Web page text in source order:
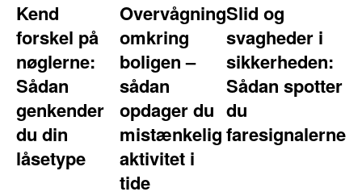
Kend
forskel på
nøglerne:
Sådan
genkender
du din
låsetype
Overvågning
omkring
boligen –
sådan
opdager du
mistænkelig
aktivitet i
tide
Slid og
svagheder i
sikkerheden:
Sådan spotter
du
faresignalerne